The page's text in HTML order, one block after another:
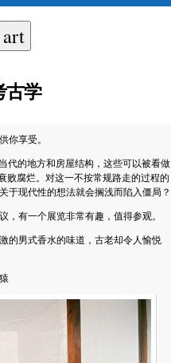
古学
你享受。
代的地方和房屋结构，这些可以被看做
败腐烂。对这一不按常规路走的过程的
于现代性的想法就会搁浅而陷入僵局？
，有一个展览非常有趣，值得参观。
的男式香水的味道，古老却令人愉悦